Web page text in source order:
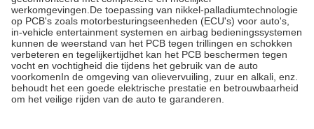
werkomgevingen.De toepassing van nikkel-palladiumtechnologie
op PCB's zoals motorbesturingseenheden (ECU's) voor auto's,
in-vehicle entertainment systemen en airbag bedieningssystemen
kunnen de weerstand van het PCB tegen trillingen en schokken
verbeteren en tegelijkertijdhet kan het PCB beschermen tegen
vocht en vochtigheid die tijdens het gebruik van de auto
voorkomenIn de omgeving van olievervuiling, zuur en alkali, enz.
behoudt het een goede elektrische prestatie en betrouwbaarheid
om het veilige rijden van de auto te garanderen.